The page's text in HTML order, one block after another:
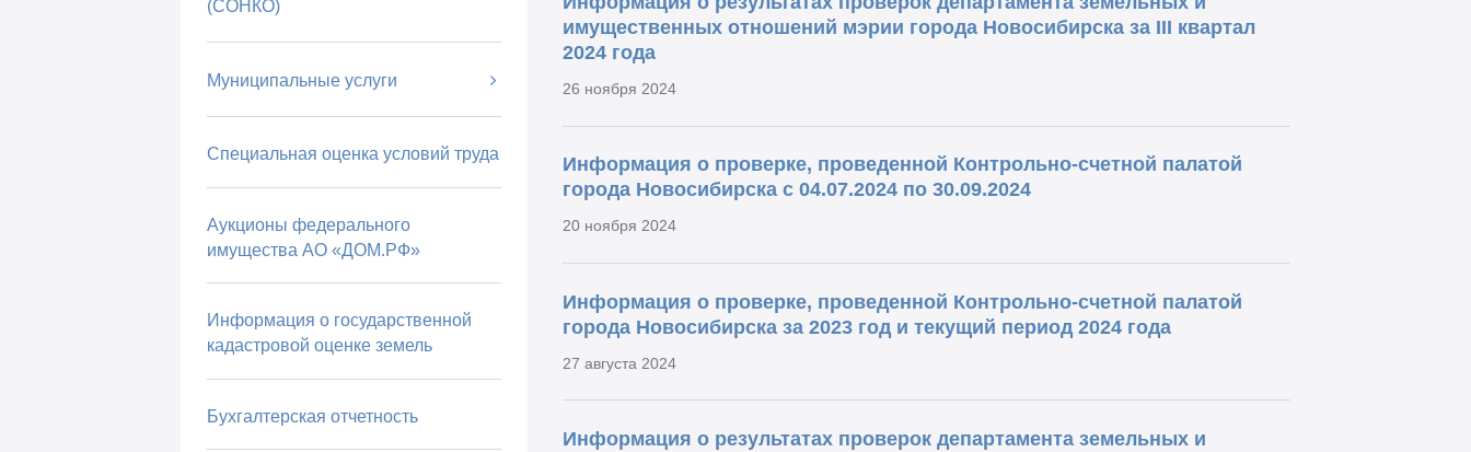
(СОНКО)
Муниципальные услуги
Специальная оценка условий труда
Аукционы федерального
имущества АО «ДОМ.РФ»
Информация о государственной
кадастровой оценке земель
Бухгалтерская отчетность
имущественных отношений мэрии города Новосибирска за III квартал
2024 года
26 ноября 2024
Информация о проверке, проведенной Контрольно-счетной палатой
города Новосибирска с 04.07.2024 по 30.09.2024
20 ноября 2024
Информация о проверке, проведенной Контрольно-счетной палатой
города Новосибирска за 2023 год и текущий период 2024 года
27 августа 2024
Информация о результатах проверок департамента земельных и